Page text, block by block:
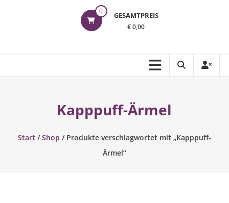
0 GESAMTPREIS
€ 0,00
Kapppuff-Ärmel
Start /Shop / Produkte verschlagwortet mit „Kapppuff-
Ärmel“